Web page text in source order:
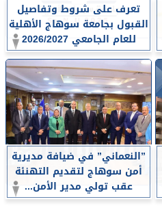
تعرف على شروط وتفاصيل
القبول بجامعة سوهاج الأهلية
للعام الجامعي 2026/2027
”النعماني” في ضيافة مديرية
أمن سوهاج لتقديم التهنئة
عقب تولي مدير الأمن...